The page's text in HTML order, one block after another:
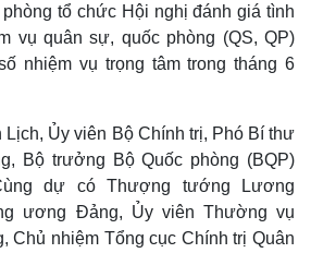
tổ chức Hội nghị đánh giá tình
vụ quân sự, quốc phòng (QS, QP)
nhiệm vụ trọng tâm trong tháng 6
Ủy viên Bộ Chính trị, Phó Bí thư
Bộ trưởng Bộ Quốc phòng (BQP)
dự có Thượng tướng Lương
ương Đảng, Ủy viên Thường vụ
Chủ nhiệm Tổng cục Chính trị Quân